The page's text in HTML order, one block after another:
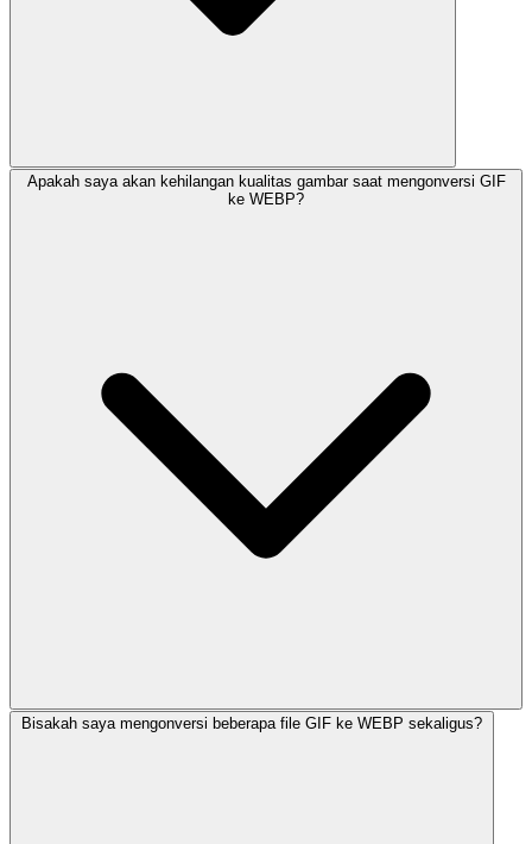
Apakah saya akan kehilangan kualitas gambar saat mengonversi GIF
ke WEBP?
Bisakah saya mengonversi beberapa file GIF ke WEBP sekaligus?